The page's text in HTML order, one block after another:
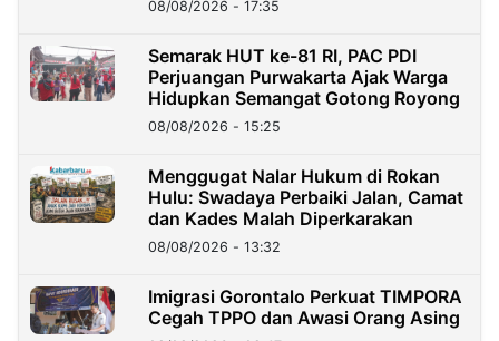
08/08/2026 - 17:35
Semarak HUT ke-81 RI, PAC PDI
Perjuangan Purwakarta Ajak Warga
Hidupkan Semangat Gotong Royong
08/08/2026 - 15:25
Menggugat Nalar Hukum di Rokan
Hulu: Swadaya Perbaiki Jalan, Camat
dan Kades Malah Diperkarakan
08/08/2026 - 13:32
Imigrasi Gorontalo Perkuat TIMPORA
Cegah TPPO dan Awasi Orang Asing